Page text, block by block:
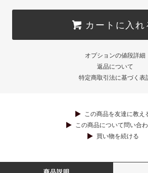
カートに入れ
オプションの値段詳細
返品について
特定商取引法に基づく表
この商品を友達に教え
この商品について問い合
買い物を続ける